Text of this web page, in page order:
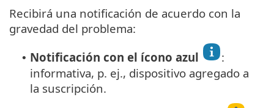
Recibirá una notificación de acuerdo con la
gravedad del problema:
• Notificación con el ícono azul
:
informativa, p. ej., dispositivo agregado a
la suscripción.